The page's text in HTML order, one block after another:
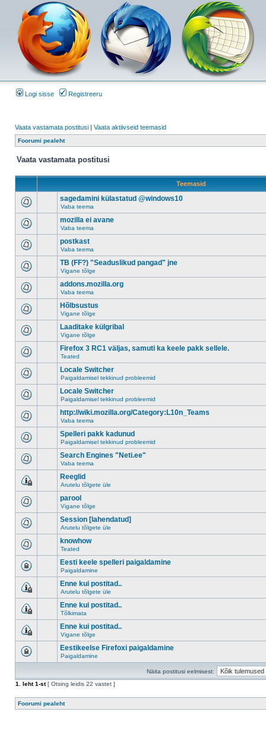
Logi sisse Registreeru
Vaata vastamata postitusi | Vaata aktiivseid teemasid
Foorumi pealeht
Vaata vastamata postitusi
Teemasid
sagedamini külastatud @windows10
Vaba teema
mozilla ei avane
Vaba teema
postkast
Vaba teema
TB (FF?) "Seaduslikud pangad" jne
Vigane tõlge
addons.mozilla.org
Vaba teema
Hõlbsustus
Vigane tõlge
Laaditake külgribal
Vigane tõlge
Firefox 3 RC1 väljas, samuti ka keele pakk sellele.
Teated
Locale Switcher
Paigaldamisel tekkinud probleemid
Locale Switcher
Paigaldamisel tekkinud probleemid
http://wiki.mozilla.org/Category:L10n_Teams
Vaba teema
Spelleri pakk kadunud
Paigaldamisel tekkinud probleemid
Search Engines "Neti.ee"
Vaba teema
Reeglid
Arutelu tõlgete üle
parool
Vigane tõlge
Session [lahendatud]
Arutelu tõlgete üle
knowhow
Teated
Eesti keele spelleri paigaldamine
Paigaldamine
Enne kui postitad..
Arutelu tõlgete üle
Enne kui postitad..
Tõlkimata
Enne kui postitad..
Vigane tõlge
Eestikeelse Firefoxi paigaldamine
Paigaldamine
Näita postitusi eelmisest:
1
. leht1-st[ Otsing leidis 22 vastet ]
Foorumi pealeht